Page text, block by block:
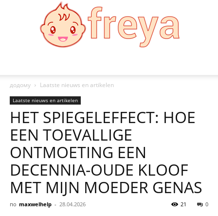
додому
Laatste nieuws en artikelen
Laatste nieuws en artikelen
HET SPIEGELEFFECT: HOE
EEN TOEVALLIGE
ONTMOETING EEN
DECENNIA-OUDE KLOOF
MET MIJN MOEDER GENAS
по maxwelhelp - 28.04.2026 0
21